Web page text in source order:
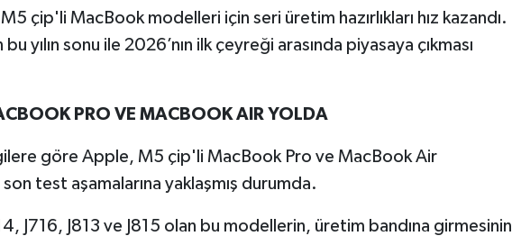
çip'li MacBook modelleri için seri üretim hazırlıkları hız kazandı.
bu yılın sonu ile 2026’nın ilk çeyreği arasında piyasaya çıkması
PRO VE MACBOOK AIR YOLDA
göre Apple, M5 çip'li MacBook Pro ve MacBook Air
test aşamalarına yaklaşmış durumda.
J716, J813 ve J815 olan bu modellerin, üretim bandına girmesinin